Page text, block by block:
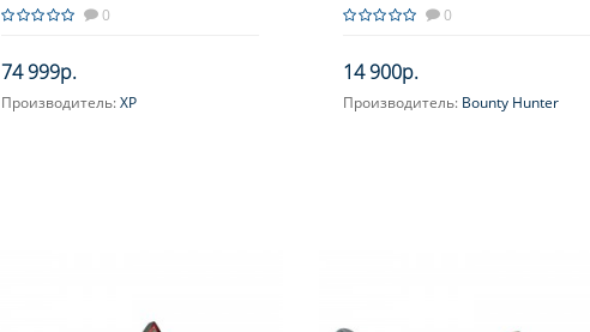
наушников
0
74 999р.
Производитель:XP
0
14 900р.
Производитель: Bounty Hunter